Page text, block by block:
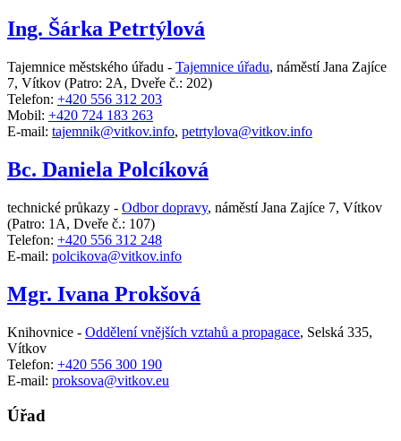
Ing. Šárka Petrtýlová
Tajemnice městského úřadu - Tajemnice úřadu, náměstí Jana Zajíce
7, Vítkov (Patro: 2A, Dveře č.: 202)
Telefon: +420 556 312 203
Mobil: +420 724 183 263
E-mail: tajemnik@vitkov.info, petrtylova@vitkov.info
Bc. Daniela Polcíková
technické průkazy - Odbor dopravy, náměstí Jana Zajíce 7, Vítkov
(Patro: 1A, Dveře č.: 107)
Telefon: +420 556 312 248
E-mail: polcikova@vitkov.info
Mgr. Ivana Prokšová
Knihovnice - Oddělení vnějších vztahů a propagace, Selská 335,
Vítkov
Telefon: +420 556 300 190
E-mail: proksova@vitkov.eu
Úřad